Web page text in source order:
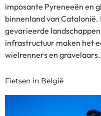
imposante Pyreneeën en
binnenland van
gevarieerde
infrastructuur maken het
wielrenners en
Fietsen in België